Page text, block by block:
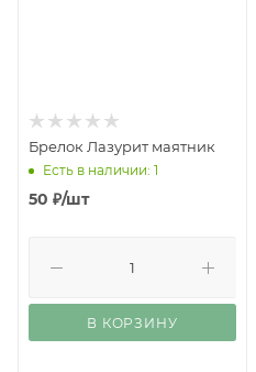
Брелок Лазурит маятник
Есть в наличии: 1
50 ₽/шт
В КОРЗИНУ